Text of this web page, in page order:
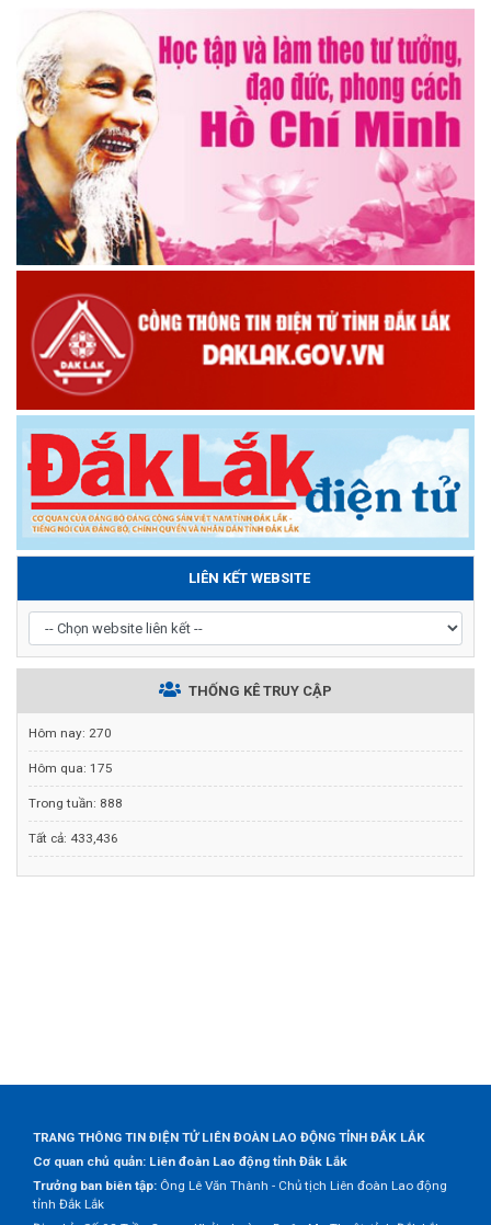
LIÊN KẾT WEBSITE
THỐNG KÊ TRUY CẬP
Hôm nay: 270
Hôm qua: 175
Trong tuần: 888
Tất cả: 433,436
TRANG THÔNG TIN ĐIỆN TỬ LIÊN ĐOÀN LAO ĐỘNG TỈNH ĐẮK LẮK
Cơ quan chủ quản: Liên đoàn Lao động tỉnh Đắk Lắk
Trưởng ban biên tập: Ông Lê Văn Thành - Chủ tịch Liên đoàn Lao động
tỉnh Đắk Lắk